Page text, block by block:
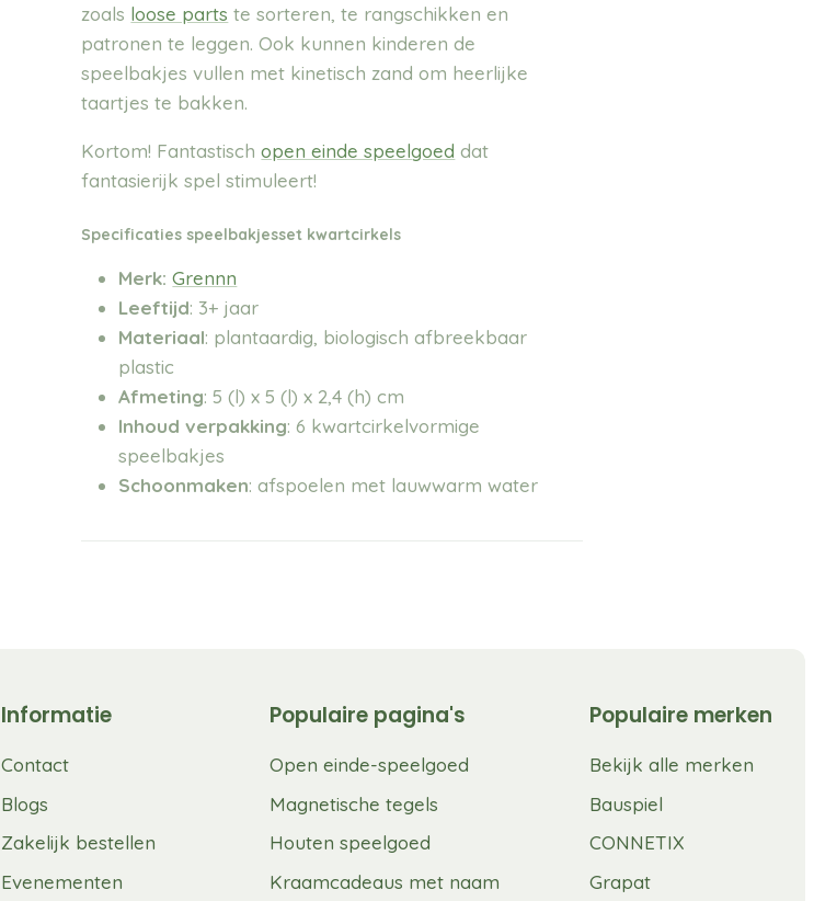
zoals loose parts te sorteren, te rangschikken en
patronen te leggen. Ook kunnen kinderen de
speelbakjes vullen met kinetisch zand om heerlijke
taartjes te bakken.
Kortom! Fantastischopen einde speelgoed dat
fantasierijk spel stimuleert!
Specificaties speelbakjesset kwartcirkels
Merk: Grennn
Leeftijd: 3+ jaar
Materiaal: plantaardig, biologisch afbreekbaar
plastic
Afmeting: 5 (l) x 5 (l) x 2,4 (h) cm
Inhoud verpakking: 6 kwartcirkelvormige
speelbakjes
Schoonmaken: afspoelen met lauwwarm water
Informatie
Contact
Blogs
Zakelijk bestellen
Evenementen
Populaire pagina's
Open einde-speelgoed
Magnetische tegels
Houten speelgoed
Kraamcadeaus met naam
Populaire merken
Bekijk alle merken
Bauspiel
CONNETIX
Grapat